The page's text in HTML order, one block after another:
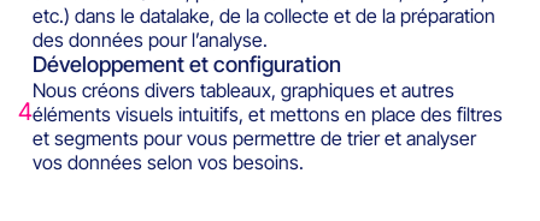
etc.) dans le datalake, de la collecte et de la préparation
des données pour l’analyse.
4
Développement et configuration
Nous créons divers tableaux, graphiques et autres
éléments visuels intuitifs, et mettons en place des filtres
et segments pour vous permettre de trier et analyser
vos données selon vos besoins.